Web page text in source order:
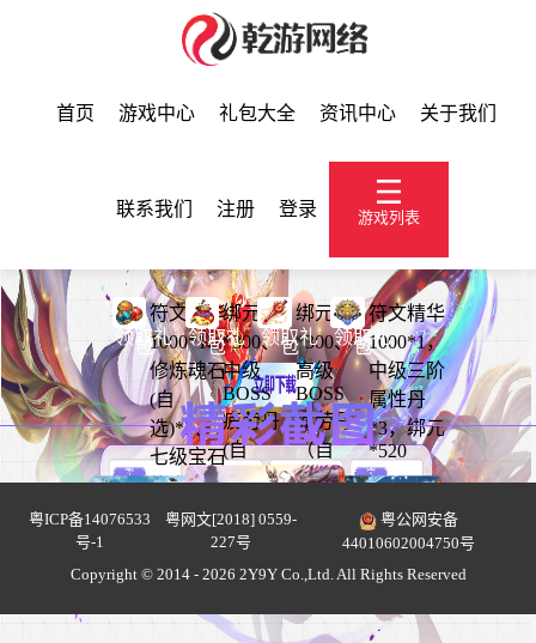
首页 游戏中心 礼包大全 资讯中心 关于我们
联系我们 注册 登录 游戏列表
符文精华
1000*1、
修炼魂石
(自
选)*2、
七级宝石
礼盒*1
领取礼
包
绑元
*300、
中级
BOSS
疲劳丹
(自
选)*3、
验神兵
领取礼
包
绑元
*300、
高级
BOSS
疲劳丹
（自
选）
文精华
领取礼
包
符文精华
1000*1，
中级三阶
属性丹
*3，绑元
*520
领取礼
包
粤ICP备14076533
号-1
粤网文[2018] 0559-
227号
粤公网安备
44010602004750号
Copyright © 2014 - 2026 2Y9Y Co.,Ltd. All Rights Reserved